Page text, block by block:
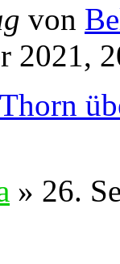
von
2021,
» 26.